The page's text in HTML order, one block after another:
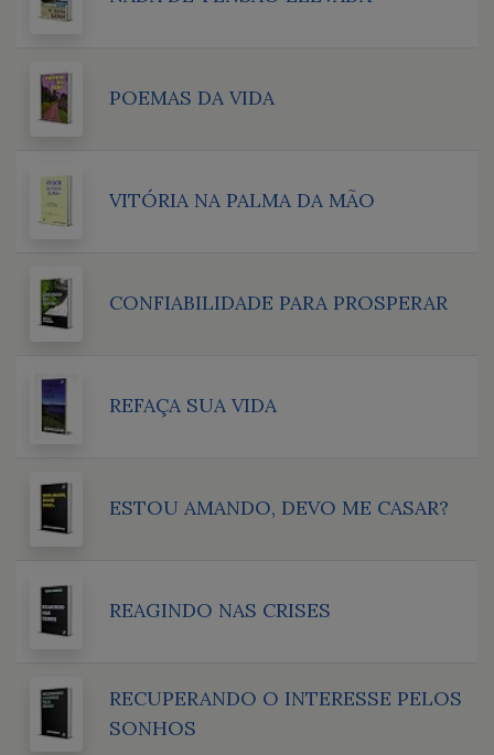
POEMAS DA VIDA
VITÓRIA NA PALMA DA MÃO
CONFIABILIDADE PARA PROSPERAR
REFAÇA SUA VIDA
ESTOU AMANDO, DEVO ME CASAR?
REAGINDO NAS CRISES
RECUPERANDO O INTERESSE PELOS
SONHOS